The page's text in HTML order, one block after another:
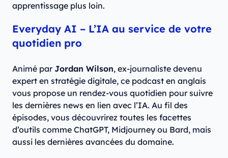
apprentissage plus loin.
Everyday AI – L’IA au service de votre
quotidien pro
Animé parJordan Wilson, ex-journaliste devenu
expert en stratégie digitale, ce podcast en anglais
vous propose un rendez-vous quotidien pour suivre
les dernières news en lien avec l’IA. Au fil des
épisodes, vous découvrirez toutes les facettes
d’outils comme ChatGPT, Midjourney ou Bard, mais
aussi les dernières avancées du domaine.